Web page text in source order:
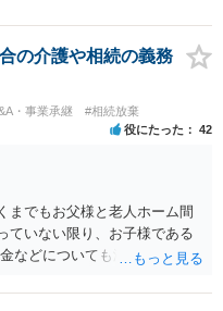
の介護や相続の義務
・事業承継 #相続放棄
役にたった 42
までもお父様と老人ホーム間
ていない限り、お子様である
などについても滞納している
が役所から来ますが、できな